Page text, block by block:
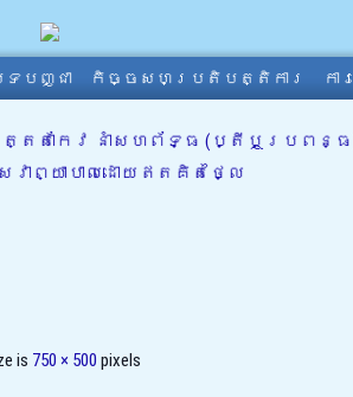
ទបញ្ជា កិច្ចសហប្រតិបត្តិការ កា
តាកែវ នាំសហព័ទ្ធ (ប្តីឬប្រពន្
វាព្យាបាលដោយឥតគិតថ្លៃ
is 750 × 500 pixels